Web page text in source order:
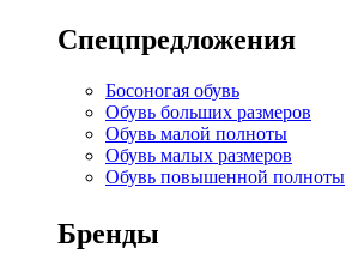
Спецпредложения
Босоногая обувь
Обувь больших размеров
Обувь малой полноты
Обувь малых размеров
Обувь повышенной полноты
Бренды